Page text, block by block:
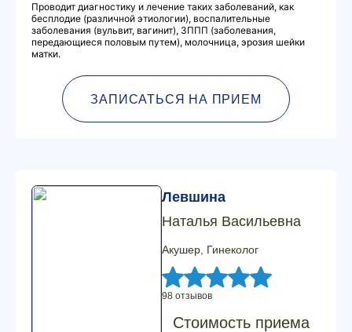
Проводит диагностику и лечение таких заболеваний, как
бесплодие (различной этиологии), воспалительные
заболевания (вульвит, вагинит), ЗППП (заболевания,
передающиеся половым путем), молочница, эрозия шейки
матки.
ЗАПИСАТЬСЯ НА ПРИЕМ
Левшина
Наталья Васильевна
Акушер, Гинеколог
98 отзывов
Стоимость приема